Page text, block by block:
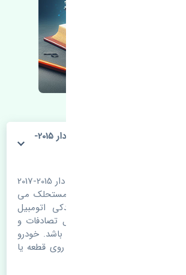
چراغ خطر عقب راست گلگیر تویوتا یاریس صندوق دار 2015-
چراغ خطر عقب راست گلگیر تویوتا یاریس صندوق دار 2015-2017
با گذر زمان و طی مسافت مستحلک می
علت اصلی خرابی لوازم یدکی اتومبیل
می باشد. ولی دلایلی مثل تصادفات و
عامل تعویض قطعات یدکی باشد. خودرو
پیوسته می باشد که هر قطعه روی قطعه یا
دارد.